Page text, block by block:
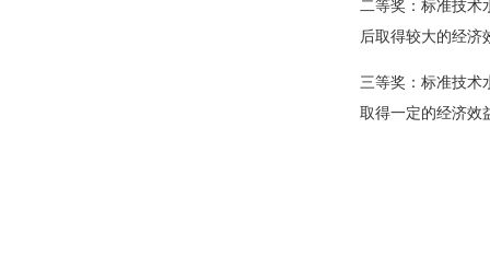
二等奖：标准技术
后取得较大的经济
三等奖：标准技术
取得一定的经济效